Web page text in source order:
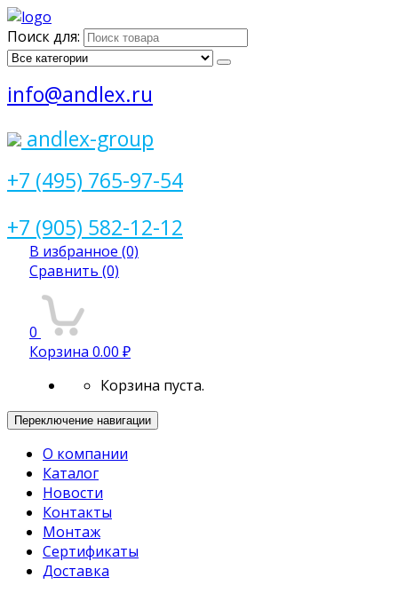
Поиск для:
info@andlex.ru
andlex-group
+7 (495) 765-97-54
+7 (905) 582-12-12
В избранное (0)
Сравнить (0)
0
Корзина 0.00 ₽
Корзина пуста.
Переключение навигации
О компании
Каталог
Новости
Контакты
Монтаж
Сертификаты
Доставка